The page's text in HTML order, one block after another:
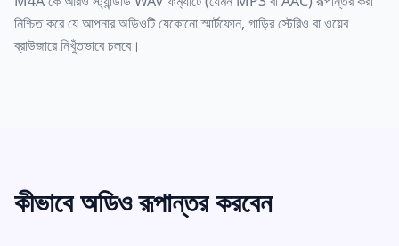
নিশ্চিত করে যে আপনার অডিওটি যেকোনো স্মার্টফোন, গাড়ির স্টেরিও বা ওয়েব
ব্রাউজারে নিখুঁতভাবে চলবে।
কীভাবে অডিও রূপান্তর করবেন